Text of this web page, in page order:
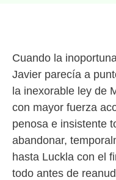
Cuando la
Javier parecía a
la inexorable ley de
con mayor fuerza
penosa e insistente
abandonar,
hasta Luckla con el
todo antes de